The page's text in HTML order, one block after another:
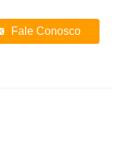
Fale Conosco